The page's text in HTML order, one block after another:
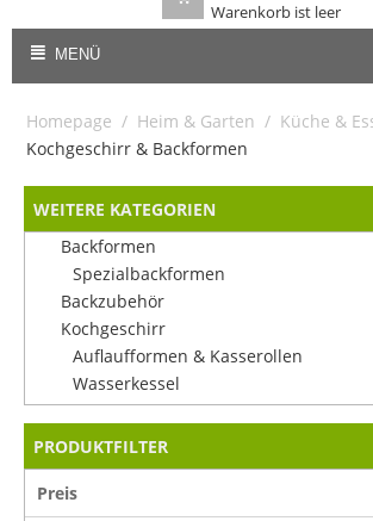
Warenkorb ist leer
MENÜ
Homepage / Heim & Garten / Küche &
Kochgeschirr & Backformen
WEITERE KATEGORIEN
Backformen
Spezialbackformen
Backzubehör
Kochgeschirr
Auflaufformen & Kasserollen
Wasserkessel
PRODUKTFILTER
Preis